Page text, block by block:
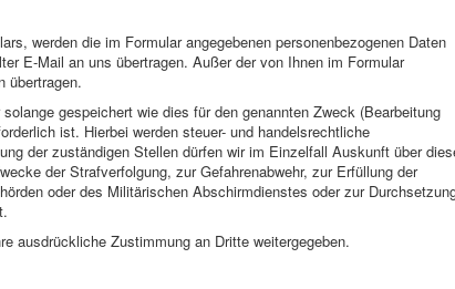
werden die im Formular angegebenen personenbezogenen Daten
E-Mail an uns übertragen. Außer der von Ihnen im Formular
übertragen.
gespeichert wie dies für den genannten Zweck (Bearbeitung
ist. Hierbei werden steuer- und handelsrechtliche
der zuständigen Stellen dürfen wir im Einzelfall Auskunft über
der Strafverfolgung, zur Gefahrenabwehr, zur Erfüllung der
oder des Militärischen Abschirmdienstes oder zur
ausdrückliche Zustimmung an Dritte weitergegeben.